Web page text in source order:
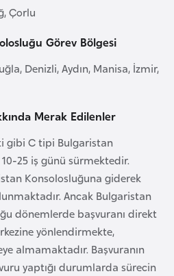
Çorlu
Görev Bölgesi
Denizli, Aydın, Manisa, İzmir,
Merak Edilenler
gibi C tipi Bulgaristan
25 iş günü sürmektedir.
Konsolosluğuna giderek
Ancak Bulgaristan
dönemlerde başvuranı direkt
yönlendirmekte,
almamaktadır. Başvuranın
yaptığı durumlarda sürecin